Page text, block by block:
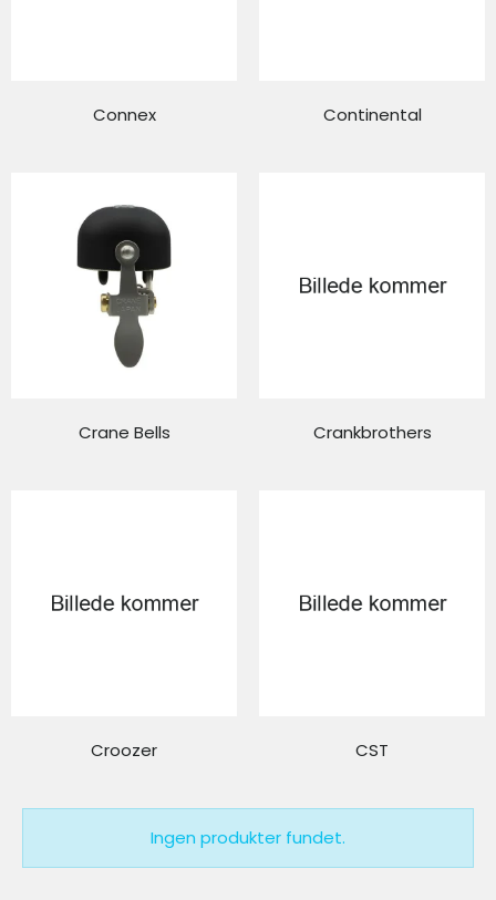
Connex Continental
Crane Bells Crankbrothers
Croozer CST
Ingen produkter fundet.